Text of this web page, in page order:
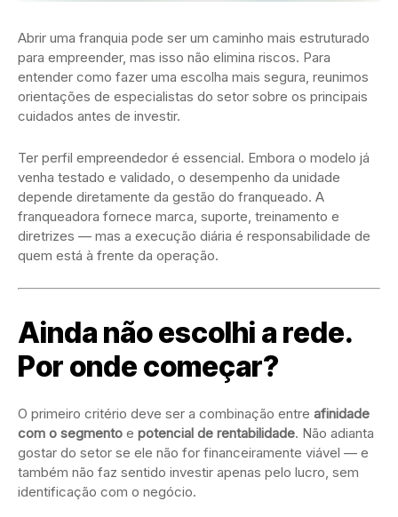
Abrir uma franquia pode ser um caminho mais estruturado
para empreender, mas isso não elimina riscos. Para
entender como fazer uma escolha mais segura, reunimos
orientações de especialistas do setor sobre os principais
cuidados antes de investir.
Ter perfil empreendedor é essencial. Embora o modelo já
venha testado e validado, o desempenho da unidade
depende diretamente da gestão do franqueado. A
franqueadora fornece marca, suporte, treinamento e
diretrizes — mas a execução diária é responsabilidade de
quem está à frente da operação.
Ainda não escolhi a rede.
Por onde começar?
O primeiro critério deve ser a combinação entre afinidade
com o segmento e potencial de rentabilidade. Não adianta
gostar do setor se ele não for financeiramente viável — e
também não faz sentido investir apenas pelo lucro, sem
identificação com o negócio.